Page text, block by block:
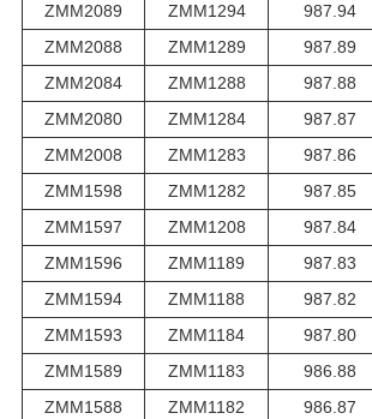
ZMM2089
ZMM1294 987.94
ZMM2088
ZMM1289 987.89
ZMM2084
ZMM1288 987.88
ZMM2080
ZMM1284 987.87
ZMM2008
ZMM1283 987.86
ZMM1598
ZMM1282 987.85
ZMM1597
ZMM1208 987.84
ZMM1596
ZMM1189 987.83
ZMM1594
ZMM1188 987.82
ZMM1593
ZMM1184 987.80
ZMM1589
ZMM1183 986.88
ZMM1588
ZMM1182 986.87